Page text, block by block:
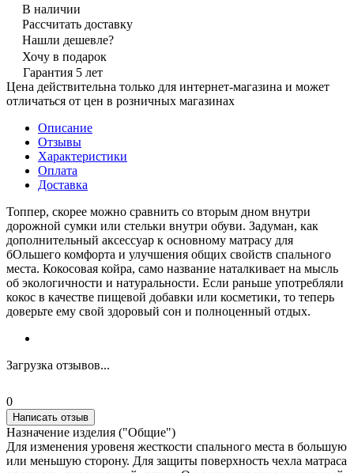
В наличии
Рассчитать доставку
Нашли дешевле?
Хочу в подарок
Гарантия 5 лет
Цена действительна только для интернет-магазина и может
отличаться от цен в розничных магазинах
Описание
Отзывы
Характеристики
Оплата
Доставка
Топпер, скорее можно сравнить со вторым дном внутри
дорожной сумки или стельки внутри обуви. Задуман, как
дополнительный аксессуар к основному матрасу для
бОльшего комфорта и улучшения общих свойств спального
места. Кокосовая койра, само название наталкивает на мысль
об экологичности и натуральности. Если раньше употребляли
кокос в качестве пищевой добавки или косметики, то теперь
доверьте ему свой здоровый сон и полноценный отдых.
Загрузка отзывов...
0
Написать отзыв
Назначение изделия ("Общие")
Для изменения уровеня жесткости спального места в большую
или меньшую сторону. Для защиты поверхность чехла матраса